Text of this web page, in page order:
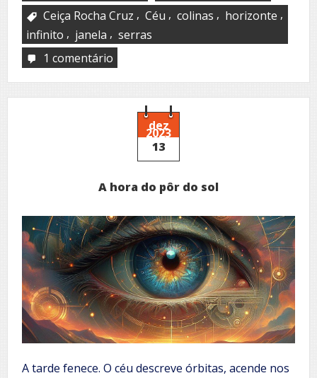
Ceiça Rocha Cruz , Céu , colinas , horizonte ,
infinito , janela , serras
1 comentário
janela,
o
horizonte
dez
2023
13
A hora do pôr do sol
A tarde fenece. O céu descreve órbitas, acende nos